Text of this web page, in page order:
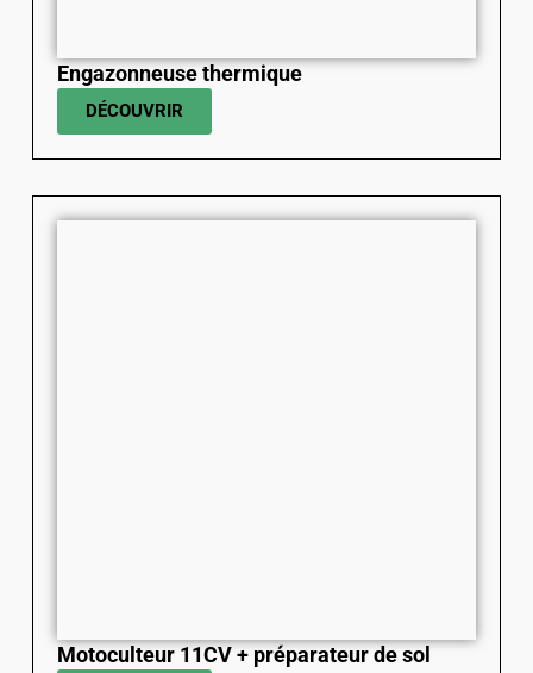
Engazonneuse thermique
DÉCOUVRIR
Motoculteur 11CV + préparateur de sol